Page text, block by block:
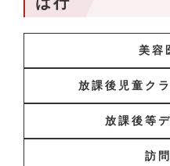
美容
放課後児童ク
放課後等
訪